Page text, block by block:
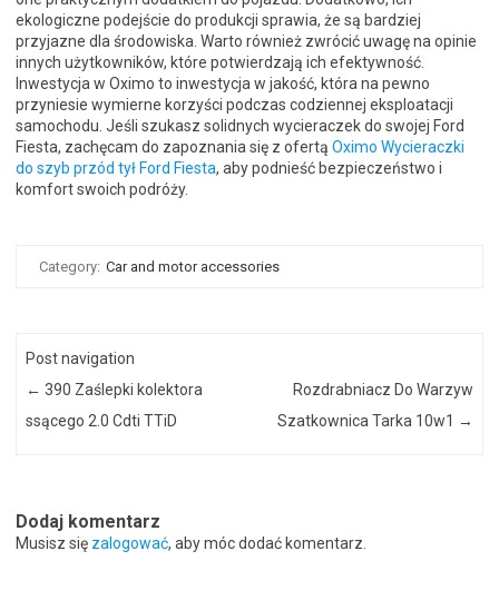
ekologiczne podejście do produkcji sprawia, że są bardziej
przyjazne dla środowiska. Warto również zwrócić uwagę na opinie
innych użytkowników, które potwierdzają ich efektywność.
Inwestycja w Oximo to inwestycja w jakość, która na pewno
przyniesie wymierne korzyści podczas codziennej eksploatacji
samochodu. Jeśli szukasz solidnych wycieraczek do swojej Ford
Fiesta, zachęcam do zapoznania się z ofertą Oximo Wycieraczki
do szyb przód tył Ford Fiesta, aby podnieść bezpieczeństwo i
komfort swoich podróży.
Category: Car and motor accessories
Post navigation
← 390 Zaślepki kolektora
ssącego 2.0 Cdti TTiD
Rozdrabniacz Do Warzyw
Szatkownica Tarka 10w1 →
Dodaj komentarz
Musisz się zalogować, aby móc dodać komentarz.